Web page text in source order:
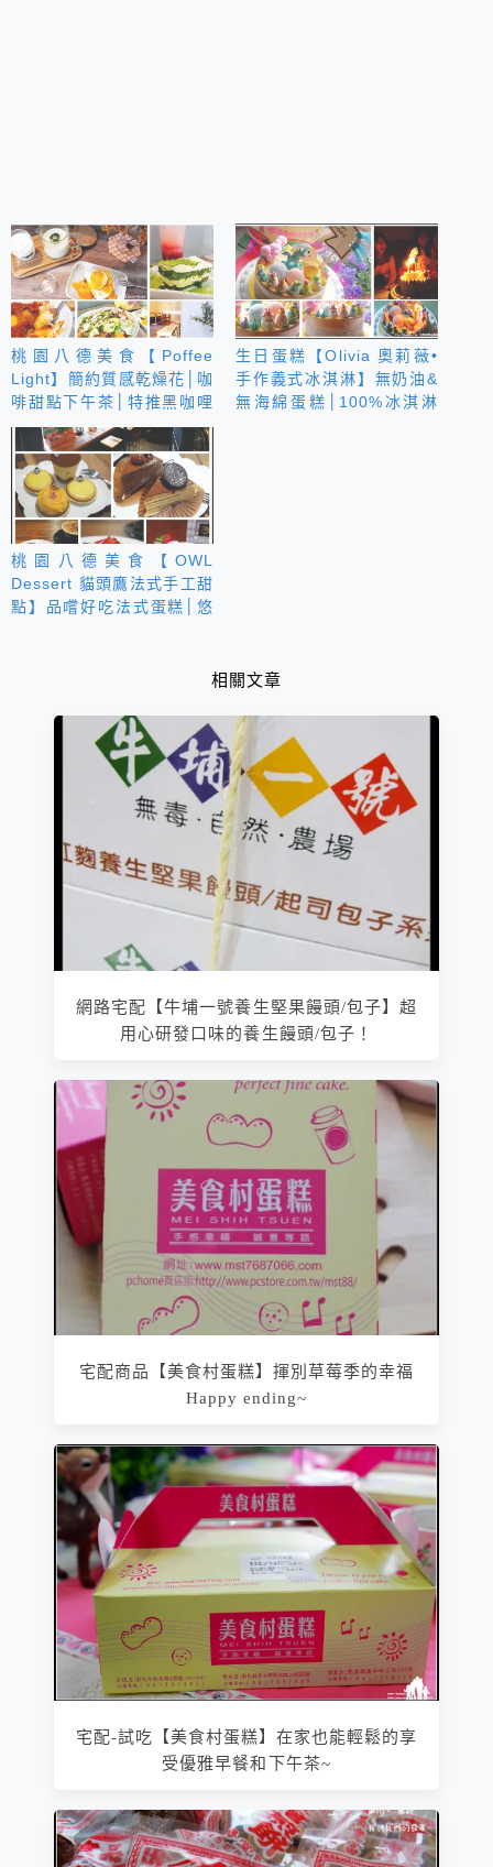
桃園八德美食【Poffee
Light】簡約質感乾燥花│咖
啡甜點下午茶│特推黑咖哩
與月光肉醬飯
生日蛋糕【Olivia 奧莉薇•
手作義式冰淇淋】無奶油&
無海綿蛋糕│100%冰淇淋
桃園八德美食【OWL
Dessert 貓頭鷹法式手工甜
點】品嚐好吃法式蛋糕│悠
相關文章
網路宅配【牛埔一號養生堅果饅頭/包子】超
用心研發口味的養生饅頭/包子！
宅配商品【美食村蛋糕】揮別草莓季的幸福
Happy ending~
宅配-試吃【美食村蛋糕】在家也能輕鬆的享
受優雅早餐和下午茶~